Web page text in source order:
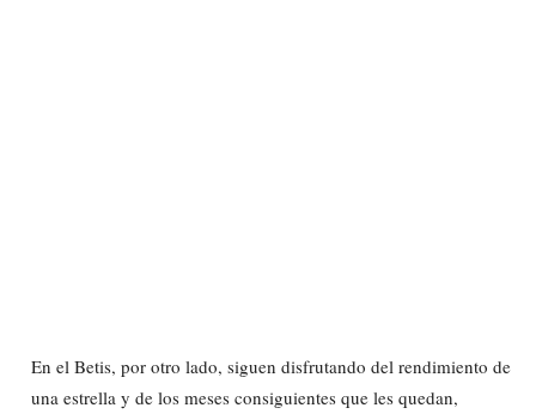
En el Betis, por otro lado, siguen disfrutando del rendimiento de
una estrella y de los meses consiguientes que les quedan,